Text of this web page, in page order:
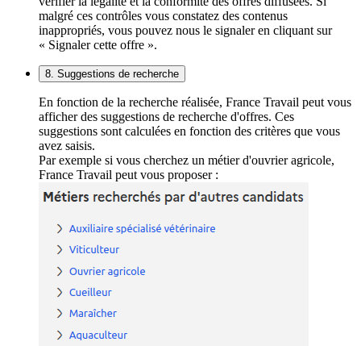
malgré ces contrôles vous constatez des contenus
inappropriés, vous pouvez nous le signaler en cliquant sur
« Signaler cette offre ».
8. Suggestions de recherche
En fonction de la recherche réalisée, France Travail peut vous
afficher des suggestions de recherche d'offres. Ces
suggestions sont calculées en fonction des critères que vous
avez saisis.
Par exemple si vous cherchez un métier d'ouvrier agricole,
France Travail peut vous proposer :